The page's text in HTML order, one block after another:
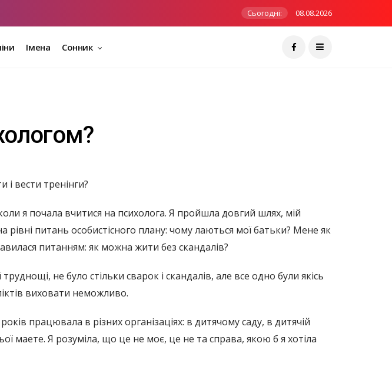
Сьогодні: 08.08.2026
Імена Сонник
і вести тренінги?
я почала вчитися на психолога. Я пройшла довгий шлях, мій
рівні питань особистісного плану: чому лаються мої батьки? Мене як
питанням: як можна жити без скандалів?
не було стільки сварок і скандалів, але все одно були якісь
виховати неможливо.
працювала в різних організаціях: в дитячому саду, в дитячій
маете. Я розуміла, що це не моє, це не та справа, якою б я хотіла